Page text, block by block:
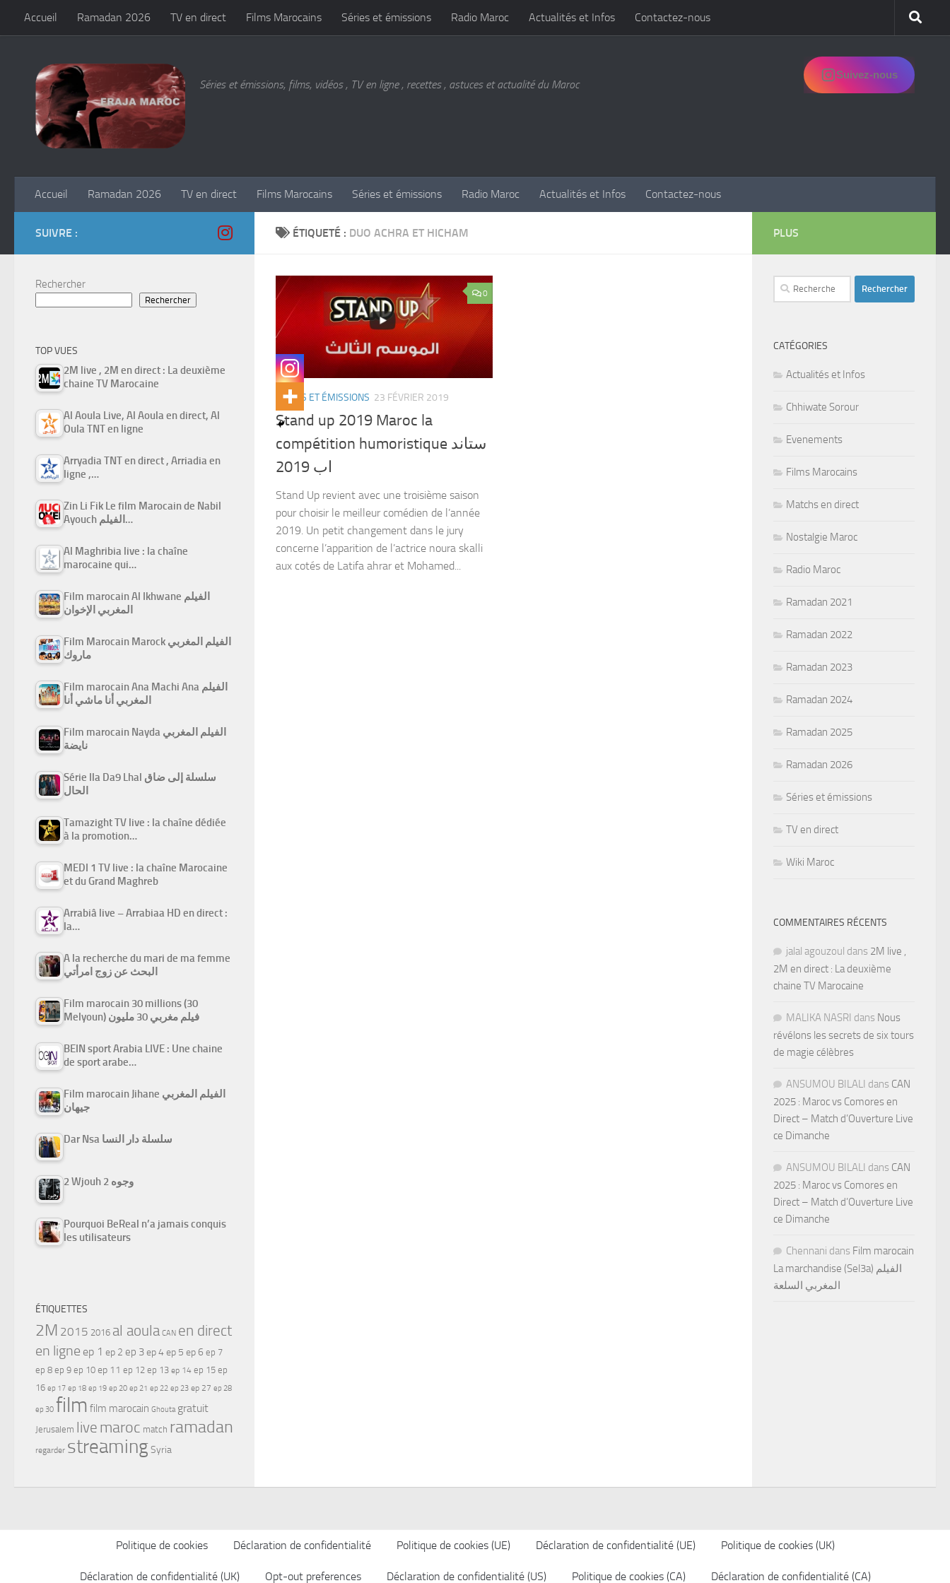
Skip to content
Accueil Ramadan 2026 TV en direct Films Marocains Séries et émissions Radio Maroc Actualités et Infos Contactez-nous
Séries et émissions, films, vidéos , TV en ligne , recettes , astuces et actualité du Maroc
Suivez-nous
Accueil Ramadan 2026 TV en direct Films Marocains Séries et émissions Radio Maroc Actualités et Infos Contactez-nous
ÉTIQUETÉ : DUO ACHRA ET HICHAM
0
SÉRIES ET ÉMISSIONS 23 FÉVRIER 2019
Stand up 2019 Maroc la
compétition humoristique ستاند
اب 2019
Stand Up revient avec une troisième saison
pour choisir le meilleur comédien de l’année
2019. Un petit changement dans le jury
concerne l’apparition de l’actrice noura skalli
aux cotés de Latifa ahrar et Mohamed...
SUIVRE :
Rechercher
Rechercher
TOP VUES
2M live , 2M en direct : La deuxième
chaine TV Marocaine
Al Aoula Live, Al Aoula en direct, Al
Oula TNT en ligne
Arryadia TNT en direct , Arriadia en
ligne ,…
Zin Li Fik Le film Marocain de Nabil
Ayouch الفيلم…
Al Maghribia live : la chaîne
marocaine qui…
Film marocain Al Ikhwane الفيلم
المغربي الإخوان
Film Marocain Marock الفيلم المغربي
ماروك
Film marocain Ana Machi Ana الفيلم
المغربي أنا ماشي أنا
Film marocain Nayda الفيلم المغربي
نايضة
Série Ila Da9 Lhal سلسلة إلى ضاق
الحال
Tamazight TV live : la chaîne dédiée
à la promotion…
MEDI 1 TV live : la chaîne Marocaine
et du Grand Maghreb
Arrabiâ live – Arrabiaa HD en direct :
la…
A la recherche du mari de ma femme
البحث عن زوج امرأتي
Film marocain 30 millions (30
Melyoun) فيلم مغربي 30 مليون
BEIN sport Arabia LIVE : Une chaine
de sport arabe…
Film marocain Jihane الفيلم المغربي
جيهان
Dar Nsa سلسلة دار النسا
2 Wjouh 2 وجوه
Pourquoi BeReal n’a jamais conquis
les utilisateurs
ÉTIQUETTES
2M 2015 2016 al aoula CAN en direct
en ligne ep 1 ep 2 ep 3ep 4ep 5 ep 6 ep 7
ep 8 ep 9 ep 10 ep 11 ep 12 ep 13 ep 14 ep 15 ep
16 ep 17 ep 18 ep 19 ep 20 ep 21 ep 22 ep 23 ep 27 ep 28
ep 30 film film marocain Ghouta gratuit
Jerusalem live maroc match ramadan
regarder streamingSyria
PLUS
Rechercher :
CATÉGORIES
Actualités et Infos
Chhiwate Sorour
Evenements
Films Marocains
Matchs en direct
Nostalgie Maroc
Radio Maroc
Ramadan 2021
Ramadan 2022
Ramadan 2023
Ramadan 2024
Ramadan 2025
Ramadan 2026
Séries et émissions
TV en direct
Wiki Maroc
COMMENTAIRES RÉCENTS
jalal agouzoul dans 2M live ,
2M en direct : La deuxième
chaine TV Marocaine
MALIKA NASRI dans Nous
révélons les secrets de six tours
de magie célèbres
ANSUMOU BILALI dans CAN
2025 : Maroc vs Comores en
Direct – Match d’Ouverture Live
ce Dimanche
ANSUMOU BILALI dans CAN
2025 : Maroc vs Comores en
Direct – Match d’Ouverture Live
ce Dimanche
Chennani dans Film marocain
La marchandise (Sel3a) الفيلم
المغربي السلعة
Politique de cookies Déclaration de confidentialité Politique de cookies (UE) Déclaration de confidentialité (UE) Politique de cookies (UK)
Déclaration de confidentialité (UK) Opt-out preferences Déclaration de confidentialité (US) Politique de cookies (CA) Déclaration de confidentialité (CA)